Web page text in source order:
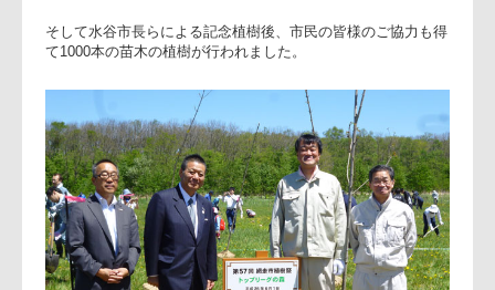
本代表メンバーの多くはトップリーグチーム所属であり、今
の夏も多くのトップリーグチームがここ網走市でお世話にな
そして水谷市長らによる記念植樹後、市民の皆様のご協力も
て1000本の苗木の植樹が行われました。